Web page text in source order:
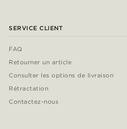
SERVICE CLIENT
FAQ
Retourner un article
Consulter les options de livraison
Rétractation
Contactez-nous